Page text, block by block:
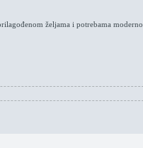
željama i potrebama